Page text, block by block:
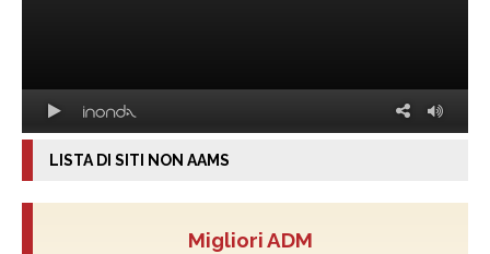
LISTA DI SITI NON AAMS
Migliori ADM